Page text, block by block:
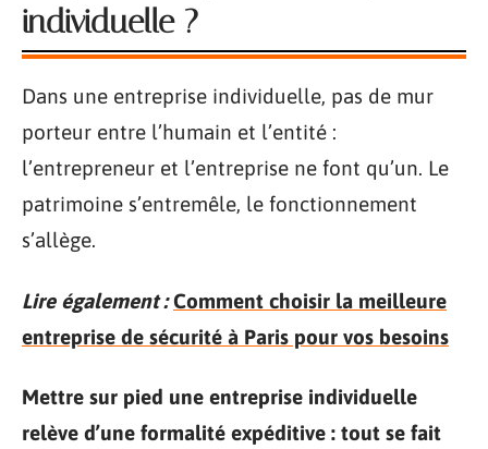
individuelle ?
Dans une entreprise individuelle, pas de mur
porteur entre l’humain et l’entité :
l’entrepreneur et l’entreprise ne font qu’un. Le
patrimoine s’entremêle, le fonctionnement
s’allège.
Lire également : Comment choisir la meilleure
entreprise de sécurité à Paris pour vos besoins
Mettre sur pied une entreprise individuelle
relève d’une formalité expéditive : tout se fait